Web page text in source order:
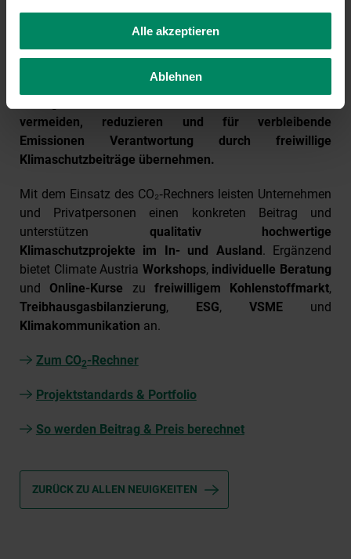
Alle akzeptieren
Ablehnen
freiwilligen Klimaschutz mit langjähriger Erfahrung am
Kohlenstoffmarkt. Sie wurde 2008 als Kooperation von
Umweltministerium, Austrian Airlines, Flughafen Wien
Träger und verantwortliche Manager. Climate Austria
vermeiden, reduzieren und für verbleibende
Emissionen Verantwortung durch freiwillige
Klimaschutzbeiträge übernehmen.
Mit dem Einsatz des CO₂‑Rechners leisten Unternehmen
und Privatpersonen einen konkreten Beitrag und
unterstützen qualitativ hochwertige
Klimaschutzprojekte im In- und Ausland. Ergänzend
bietet Climate Austria Workshops, individuelle Beratung
und Online-Kurse zu freiwilligem Kohlenstoffmarkt,
Treibhausgasbilanzierung, ESG, VSME und
Klimakommunikation an.
Zum CO2-Rechner
Projektstandards & Portfolio
So werden Beitrag & Preis berechnet
ZURÜCK ZU ALLEN NEUIGKEITEN